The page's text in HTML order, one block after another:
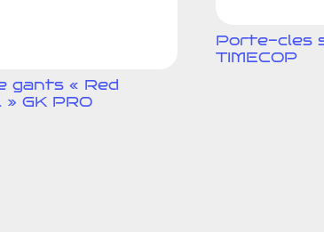
gants « Red
» GK PRO
Porte-cles
TIMECOP